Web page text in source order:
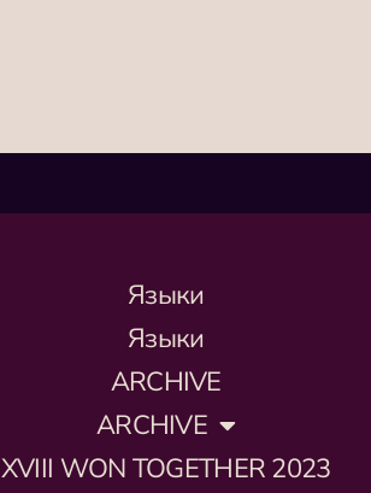
Языки
Языки
ARCHIVE
ARCHIVE
XVIII WON TOGETHER 2023